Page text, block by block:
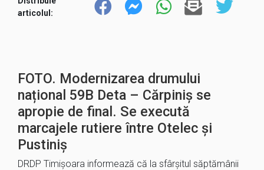
articolul:
FOTO. Modernizarea drumului
național 59B Deta – Cărpiniș se
apropie de final. Se execută
marcajele rutiere între Otelec și
Pustiniș
DRDP Timișoara informează că la sfârșitul săptămânii